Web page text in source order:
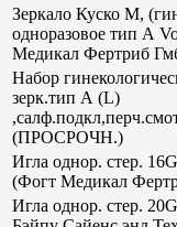
Зеркало Куско М,
одноразовое тип А
Медикал Фертриб
Набор
зерк.тип А (L)
(ПРОСРОЧН.)
Игла однор. стер.
(Фогт Медикал
Игла однор. стер.